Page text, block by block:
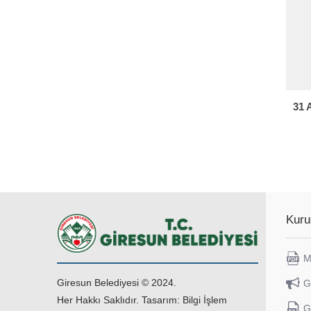
31
Giresun Belediyesi © 2024.
Her Hakkı Saklıdır. Tasarım: Bilgi İşlem